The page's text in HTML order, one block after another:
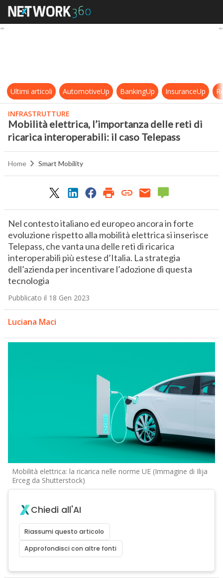
Mobilità elettrica, l’importanza
Ultimi articoli AutomotiveUp BankingUp InsuranceUp
INFRASTRUTTURE
Mobilità elettrica, l’importanza delle reti di
ricarica interoperabili: il caso Telepass
Home Smart Mobility
Nel contesto italiano ed europeo ancora in forte
evoluzione rispetto alla mobilità elettrica si inserisce
Telepass, che vanta una delle reti di ricarica
interoperabili più estese d’Italia. La strategia
dell’azienda per incentivare l’adozione di questa
tecnologia
Pubblicato il 18 Gen 2023
Luciana Maci
Mobilità elettrica: la ricarica nelle norme UE (Immagine di Ilija
Erceg da Shutterstock)
Chiedi all'AI
Riassumi questo articolo
Approfondisci con altre fonti